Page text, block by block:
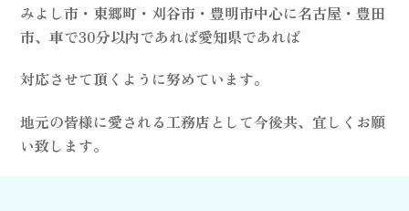
みよし市・東郷町・刈谷市・豊明市中心に名古屋・豊田
市、車で30分以内であれば愛知県であれば
対応させて頂くように努めています。
地元の皆様に愛される工務店として今後共、宜しくお願
い致します。